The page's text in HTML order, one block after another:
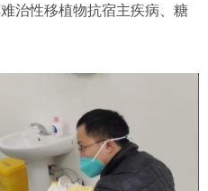
治性移植物抗宿主疾病、糖